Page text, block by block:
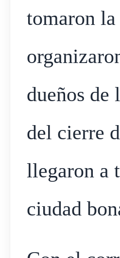
tomaron la
dueños de
del cierre
llegaron a
ciudad